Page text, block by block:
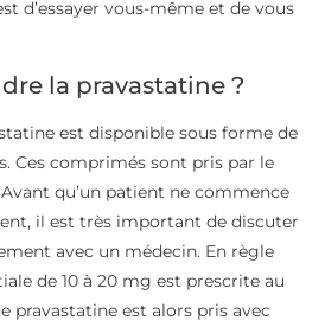
d’essayer vous-même et de vous
la pravastatine ?
est disponible sous forme de
Ces comprimés sont pris par le
qu’un patient ne commence
il est très important de discuter
avec un médecin. En règle
de 10 à 20 mg est prescrite au
pravastatine est alors pris avec